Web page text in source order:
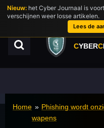
Ga
direct
hoofdinhoud
CYBERC
Home » Phishing wordt
wapens
Nieuw: het Cyber Journaal is
verschijnen weer losse artikelen.
Lees de